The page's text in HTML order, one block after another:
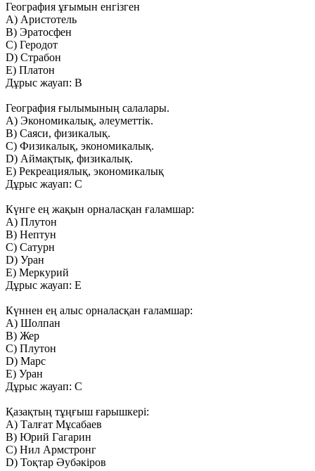
География ұғымын енгізген
А) Аристотель
В) Эратосфен
С) Геродот
D) Страбон
Е) Платон
Дұрыс жауап: В
География ғылымының салалары.
А) Экономикалық, әлеуметтік.
В) Саяси, физикалық.
С) Физикалық, экономикалық.
D) Аймақтық, физикалық.
Е) Рекреациялық, экономикалық
Дұрыс жауап: С
Күнге ең жақын орналасқан ғаламшар:
A) Плутон
B) Нептун
C) Сатурн
D) Уран
E) Меркурий
Дұрыс жауап: E
Күннен ең алыс орналасқан ғаламшар:
A) Шолпан
B) Жер
C) Плутон
D) Марс
E) Уран
Дұрыс жауап: C
Қазақтың тұңғыш ғарышкері:
A) Талғат Мұсабаев
B) Юрий Гагарин
C) Нил Армстронг
D) Тоқтар Әубәкіров